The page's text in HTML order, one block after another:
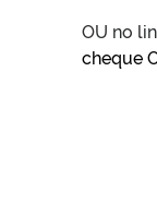
OU no
cheque